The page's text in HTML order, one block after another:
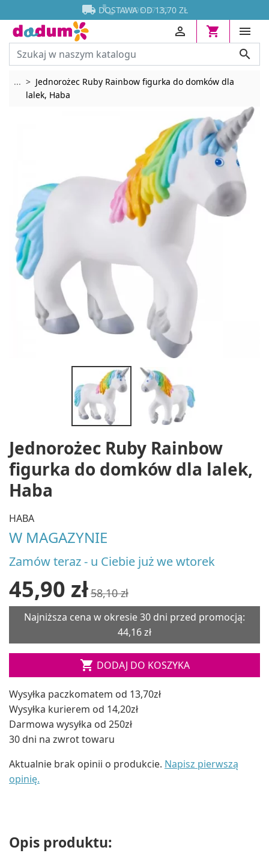

 DOSTAWA OD 13,70 ZŁ






... Rozwiń breadcrumbs
Jednorożec Ruby Rainbow figurka do domków dla
lalek, Haba
Jednorożec Ruby Rainbow
figurka do domków dla lalek,
Haba
HABA
W MAGAZYNIE
Zamów teraz - u Ciebie już we wtorek
45,90 zł58,10 zł
Najniższa cena w okresie 30 dni przed promocją:
44,16 zł
 DODAJ DO KOSZYKA
Wysyłka paczkomatem od 13,70zł
Wysyłka kurierem od 14,20zł
Darmowa wysyłka od 250zł
30 dni na zwrot towaru
Aktualnie brak opinii o produkcie. Napisz pierwszą
opinię.
Opis produktu: